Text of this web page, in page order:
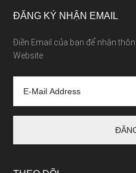
ĐĂNG KÝ NHẬN EMAIL
Điền Email của bạn để nhận
Website